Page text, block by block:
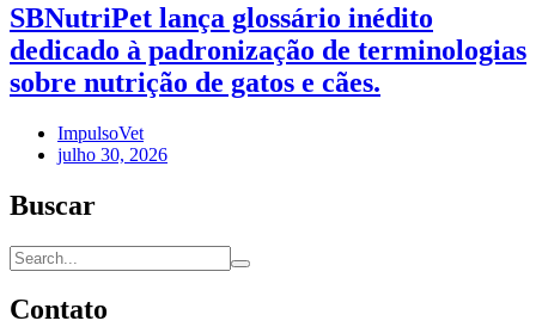
SBNutriPet lança glossário inédito
dedicado à padronização de terminologias
sobre nutrição de gatos e cães.
ImpulsoVet
julho 30, 2026
Buscar
Contato